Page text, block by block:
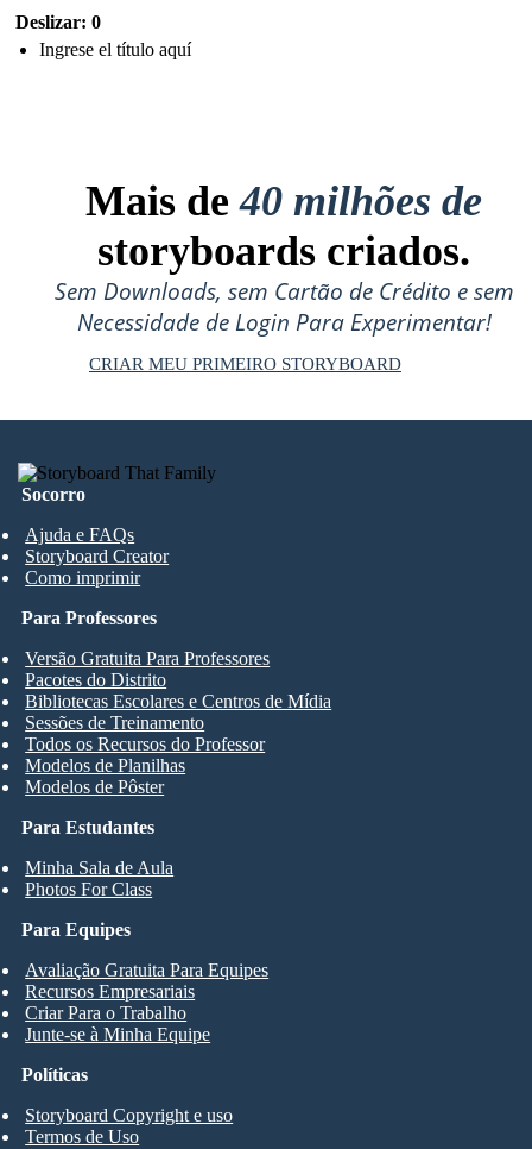
Deslizar: 0
Ingrese el título aquí
Mais de40 milhões de
storyboards criados.
Sem Downloads, sem Cartão de Crédito e sem
Necessidade de Login Para Experimentar!
CRIAR MEU PRIMEIRO STORYBOARD
Socorro
Ajuda e FAQs
Storyboard Creator
Como imprimir
Para Estudantes
Minha Sala de Aula
Photos For Class
Para Professores
Versão Gratuita Para Professores
Pacotes do Distrito
Bibliotecas Escolares e Centros de Mídia
Sessões de Treinamento
Todos os Recursos do Professor
Modelos de Planilhas
Modelos de Pôster
Para Equipes
Avaliação Gratuita Para Equipes
Recursos Empresariais
Criar Para o Trabalho
Junte-se à Minha Equipe
Políticas
Storyboard Copyright e uso
Termos de Uso